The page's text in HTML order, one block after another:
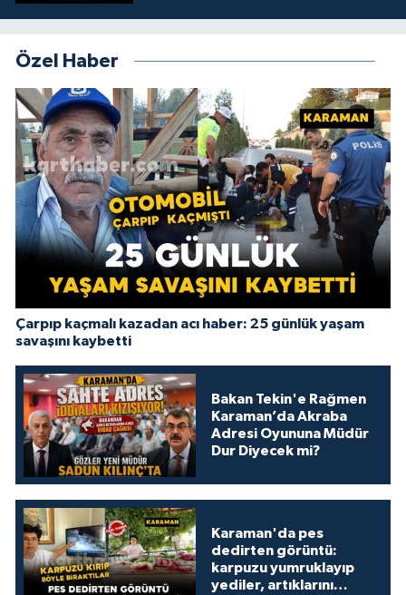
Özel Haber
Çarpıp kaçmalı kazadan acı haber: 25 günlük yaşam
savaşını kaybetti
Bakan Tekin'e Rağmen
Karaman’da Akraba
Adresi Oyununa Müdür
Dur Diyecek mi?
Karaman'da pes
dedirten görüntü:
karpuzu yumruklayıp
yediler, artıklarını